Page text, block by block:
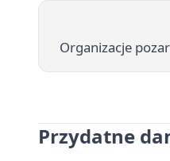
Organizacje
Przydatne